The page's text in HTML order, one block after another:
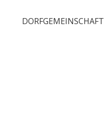
DORFGEMEINSCHAFT